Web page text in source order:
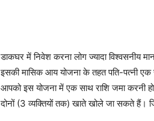
डाकघर में निवेश करना लोग ज्यादा विश्वसनीय
इसकी मासिक आय योजना के तहत पति-पत्नी
आपको इस योजना में एक साथ राशि जमा करनी
दोनों (3 व्यक्तियों तक) खाते खोले जा सकते हैं।